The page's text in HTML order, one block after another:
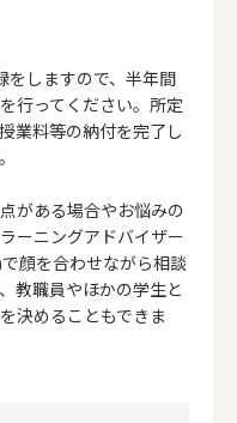
をしますので、半年間
行ってください。所定
業料等の納付を完了し
がある場合やお悩みの
ーニングアドバイザー
顔を合わせながら相談
教職員やほかの学生と
決めることもできま